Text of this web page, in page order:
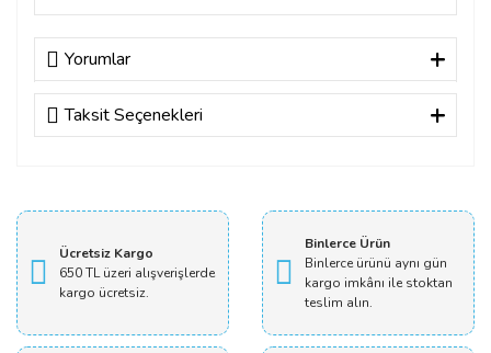
Yorumlar
Bu ürüne ilk yorumu siz yapın!
Taksit Seçenekleri
Ücretsiz Kargo
650 TL üzeri alışverişlerde
kargo ücretsiz.
Binlerce Ürün
Binlerce ürünü aynı gün
kargo imkânı ile stoktan
teslim alın.